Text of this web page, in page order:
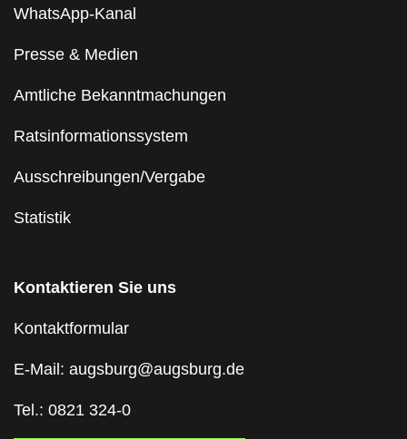
WhatsApp-Kanal
Presse & Medien
Amtliche Bekanntmachungen
Ratsinformationssystem
Ausschreibungen/Vergabe
Statistik
Kontaktieren Sie uns
Kontaktformular
E-Mail: augsburg@augsburg.de
Tel.: 0821 324-0